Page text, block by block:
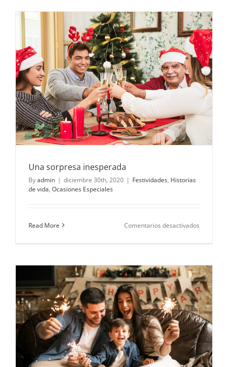
abuelos
en
su
día?
Una sorpresa inesperada
Byadmin | diciembre 30th, 2020 | Festividades, Historias
de vida, Ocasiones Especiales
Read More Comentarios desactivados